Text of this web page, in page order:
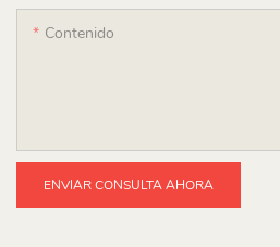
Contenido
ENVIAR CONSULTA AHORA